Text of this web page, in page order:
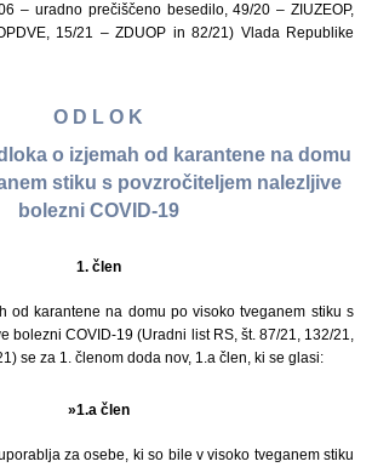
– uradno prečiščeno besedilo, 49/20 – ZIUZEOP,
15/21 – ZDUOP in 82/21) Vlada Republike
O D L O K
o izjemah od karantene na domu
stiku s povzročiteljem nalezljive
bolezni COVID-19
1. člen
od karantene na domu po visoko tveganem stiku s
bolezni COVID-19 (Uradni list RS, št. 87/21, 132/21,
se za 1. členom doda nov, 1.a člen, ki se glasi:
»1.a člen
za osebe, ki so bile v visoko tveganem stiku